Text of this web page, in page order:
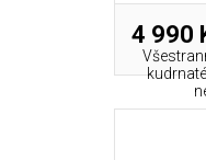
4 990